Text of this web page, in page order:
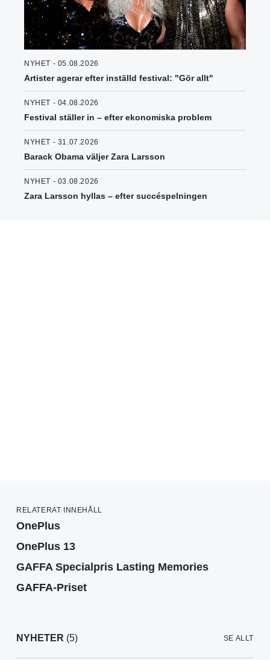
NYHET - 05.08.2026
Artister agerar efter inställd festival: "Gör allt"
NYHET - 04.08.2026
Festival ställer in – efter ekonomiska problem
NYHET - 31.07.2026
Barack Obama väljer Zara Larsson
NYHET - 03.08.2026
Zara Larsson hyllas – efter succéspelningen
RELATERAT INNEHÅLL
OnePlus
OnePlus 13
GAFFA Specialpris Lasting Memories
GAFFA-Priset
NYHETER (5) SE ALLT